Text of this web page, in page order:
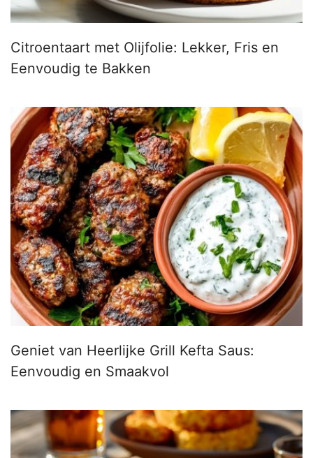
Citroentaart met Olijfolie: Lekker, Fris en
Eenvoudig te Bakken
Geniet van Heerlijke Grill Kefta Saus:
Eenvoudig en Smaakvol